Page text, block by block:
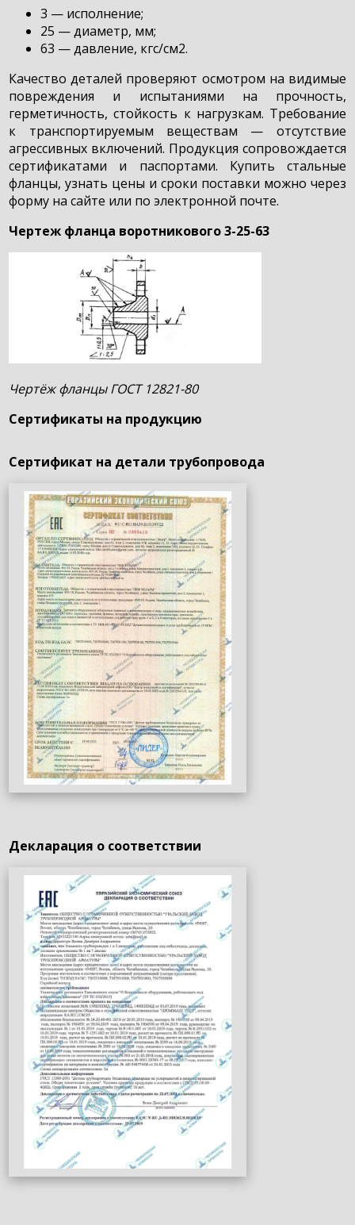
3 — исполнение;
25 — диаметр, мм;
63 — давление, кгс/см2.
Качество деталей проверяют осмотром на видимые
повреждения и испытаниями на прочность,
герметичность, стойкость к нагрузкам. Требование
к транспортируемым веществам — отсутствие
агрессивных включений. Продукция сопровождается
сертификатами и паспортами. Купить стальные
фланцы, узнать цены и сроки поставки можно через
форму на сайте или по электронной почте.
Чертеж фланца воротникового 3-25-63
Чертёж фланцы ГОСТ 12821-80
Сертификаты на продукцию
Сертификат на детали трубопровода
Декларация о соответствии